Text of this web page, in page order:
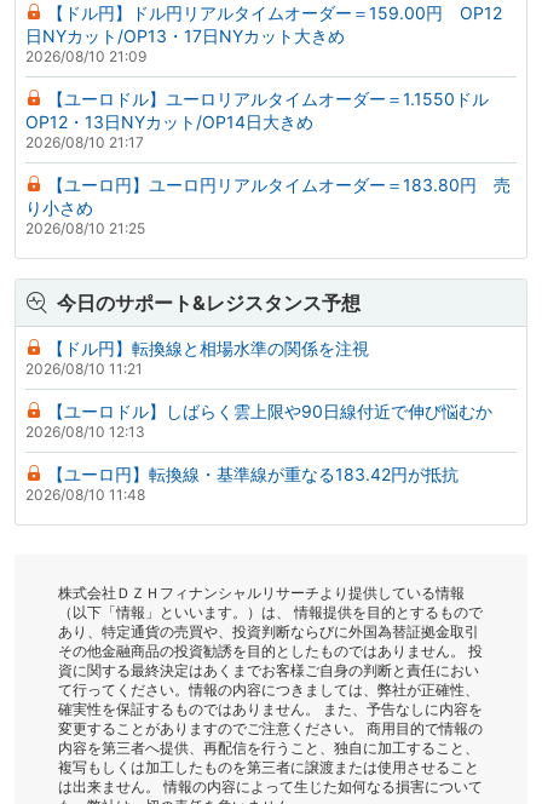
【ドル円】ドル円リアルタイムオーダー＝159.00円 OP12
日NYカット/OP13・17日NYカット大きめ
2026/08/10 21:09
【ユーロドル】ユーロリアルタイムオーダー＝1.1550ドル
OP12・13日NYカット/OP14日大きめ
2026/08/10 21:17
【ユーロ円】ユーロ円リアルタイムオーダー＝183.80円 売
り小さめ
2026/08/10 21:25
今日のサポート&レジスタンス予想
【ドル円】転換線と相場水準の関係を注視
2026/08/10 11:21
【ユーロドル】しばらく雲上限や90日線付近で伸び悩むか
2026/08/10 12:13
【ユーロ円】転換線・基準線が重なる183.42円が抵抗
2026/08/10 11:48
株式会社ＤＺＨフィナンシャルリサーチより提供している情報
（以下「情報」といいます。）は、 情報提供を目的とするもので
あり、特定通貨の売買や、投資判断ならびに外国為替証拠金取引
その他金融商品の投資勧誘を目的としたものではありません。 投
資に関する最終決定はあくまでお客様ご自身の判断と責任におい
て行ってください。情報の内容につきましては、弊社が正確性、
確実性を保証するものではありません。 また、予告なしに内容を
変更することがありますのでご注意ください。 商用目的で情報の
内容を第三者へ提供、再配信を行うこと、独自に加工すること、
複写もしくは加工したものを第三者に譲渡または使用させること
は出来ません。 情報の内容によって生じた如何なる損害について